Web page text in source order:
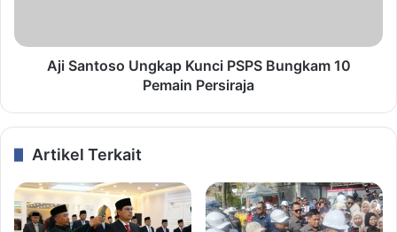
Aji Santoso Ungkap Kunci PSPS Bungkam 10
Pemain Persiraja
Artikel Terkait